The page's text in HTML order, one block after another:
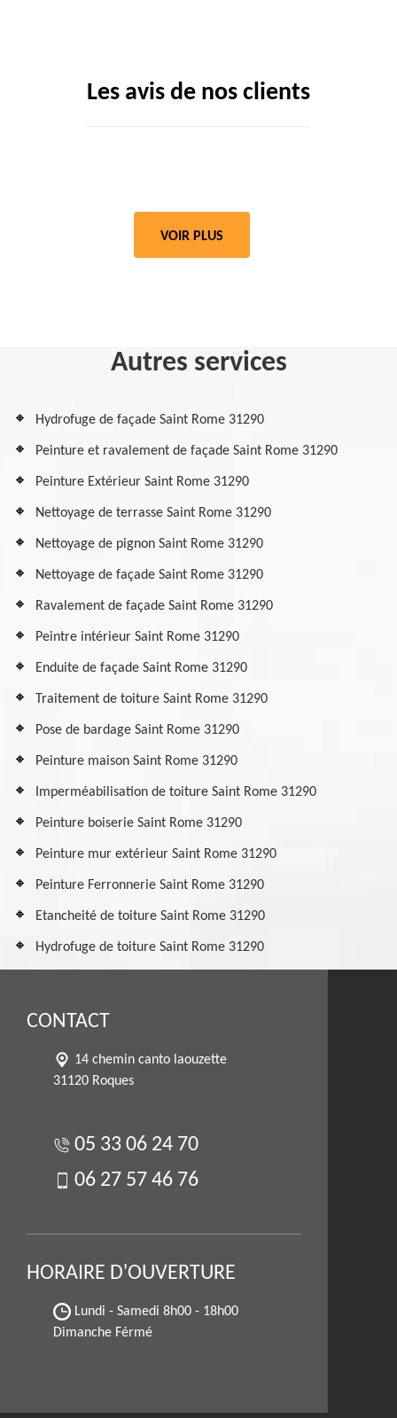
Les avis de nos clients
VOIR PLUS
Autres services
Hydrofuge de façade Saint Rome 31290
Peinture et ravalement de façade Saint Rome 31290
Peinture Extérieur Saint Rome 31290
Nettoyage de terrasse Saint Rome 31290
Nettoyage de pignon Saint Rome 31290
Nettoyage de façade Saint Rome 31290
Ravalement de façade Saint Rome 31290
Peintre intérieur Saint Rome 31290
Enduite de façade Saint Rome 31290
Traitement de toiture Saint Rome 31290
Pose de bardage Saint Rome 31290
Peinture maison Saint Rome 31290
Imperméabilisation de toiture Saint Rome 31290
Peinture boiserie Saint Rome 31290
Peinture mur extérieur Saint Rome 31290
Peinture Ferronnerie Saint Rome 31290
Etancheité de toiture Saint Rome 31290
Hydrofuge de toiture Saint Rome 31290
CONTACT
14 chemin canto laouzette
31120 Roques
05 33 06 24 70
06 27 57 46 76
HORAIRE D'OUVERTURE
Lundi - Samedi 8h00 - 18h00
Dimanche Férmé